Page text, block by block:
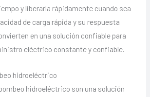
y liberarla rápidamente cuando sea
de carga rápida y su respuesta
en una solución confiable para
eléctrico constante y confiable.
hidroeléctrico
hidroeléctrico son una solución